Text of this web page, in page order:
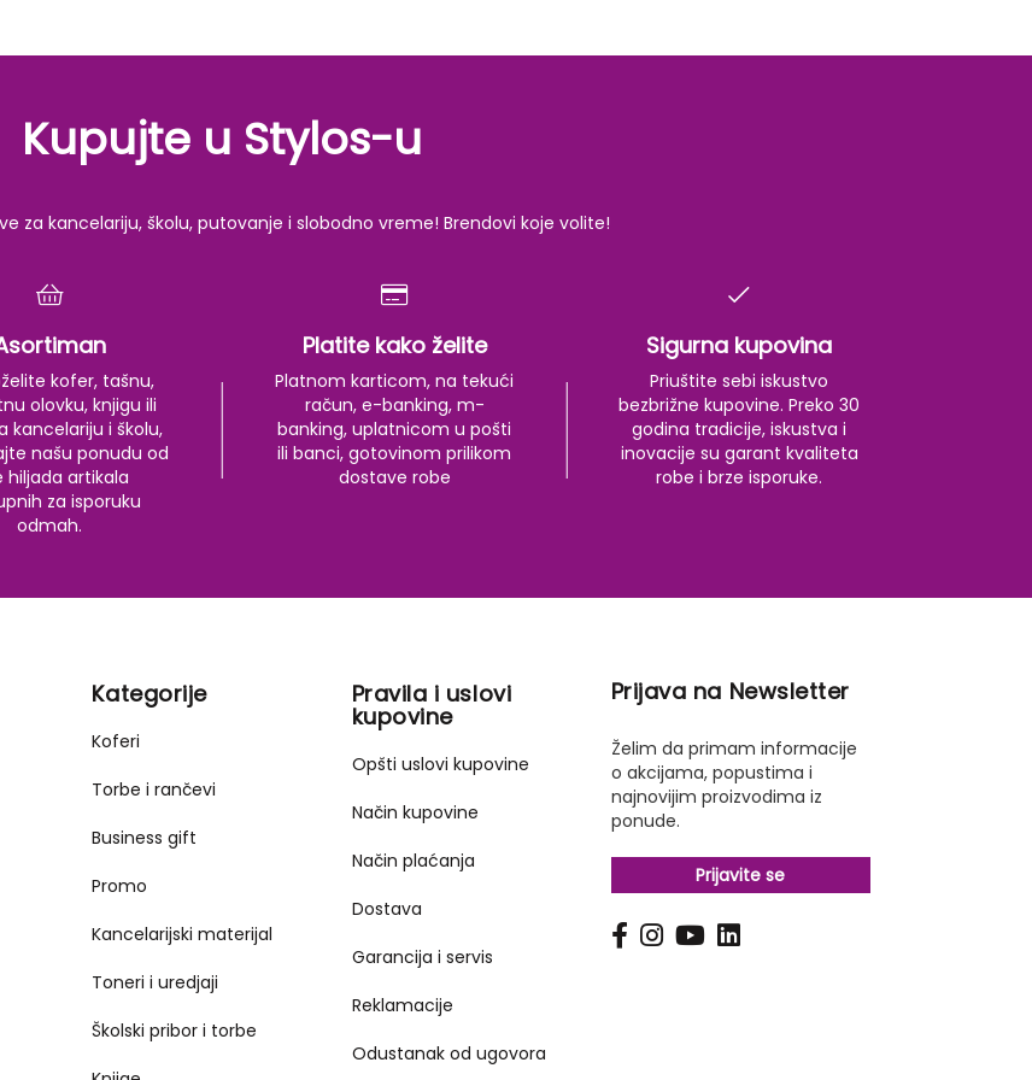
Kupujte u Stylos-u
za kancelariju, školu, putovanje i slobodno vreme! Brendovi koje volite!
kofer, tašnu,
olovku, knjigu ili
kancelariju i školu,
našu ponudu od
hiljada artikala
za isporuku
odmah.
Platite kako želite
Platnom karticom, na tekući
račun, e-banking, m-
banking, uplatnicom u pošti
ili banci, gotovinom prilikom
dostave robe
Sigurna kupovina
Priuštite sebi iskustvo
bezbrižne kupovine. Preko 30
godina tradicije, iskustva i
inovacije su garant kvaliteta
robe i brze isporuke.
Kategorije
Koferi
Torbe i rančevi
Business gift
Promo
Kancelarijski materijal
Toneri i uredjaji
Školski pribor i torbe
Pravila i uslovi
kupovine
Opšti uslovi kupovine
Način kupovine
Način plaćanja
Dostava
Garancija i servis
Reklamacije
Odustanak od ugovora
Prijava na Newsletter
Želim da primam informacije
o akcijama, popustima i
najnovijim proizvodima iz
ponude.
Prijavite se